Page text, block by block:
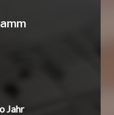
Jahr